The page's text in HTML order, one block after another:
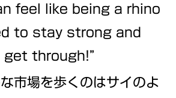
feel like being a rhino
to stay strong and
through!”
市場を歩くのはサイのよ